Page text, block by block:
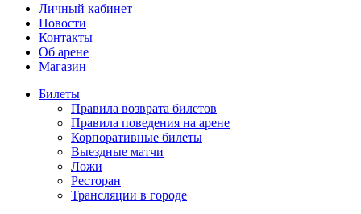
Личный кабинет
Новости
Контакты
Об арене
Магазин
Билеты
Правила возврата билетов
Правила поведения на арене
Корпоративные билеты
Выездные матчи
Ложи
Ресторан
Трансляции в городе